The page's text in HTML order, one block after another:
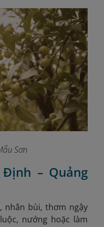
Sơn
– Quảng
nhân bùi, thơm ngậy
nướng hoặc làm